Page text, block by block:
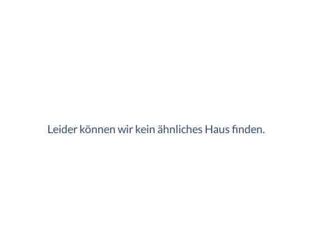
Leider können wir kein ähnliches Haus finden.